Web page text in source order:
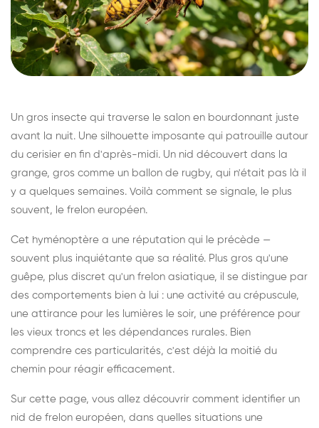
Un gros insecte qui traverse le salon en bourdonnant juste
avant la nuit. Une silhouette imposante qui patrouille autour
du cerisier en fin d'après-midi. Un nid découvert dans la
grange, gros comme un ballon de rugby, qui n'était pas là il
y a quelques semaines. Voilà comment se signale, le plus
souvent, le frelon européen.
Cet hyménoptère a une réputation qui le précède —
souvent plus inquiétante que sa réalité. Plus gros qu'une
guêpe, plus discret qu'un frelon asiatique, il se distingue par
des comportements bien à lui : une activité au crépuscule,
une attirance pour les lumières le soir, une préférence pour
les vieux troncs et les dépendances rurales. Bien
comprendre ces particularités, c'est déjà la moitié du
chemin pour réagir efficacement.
Sur cette page, vous allez découvrir comment identifier un
nid de frelon européen, dans quelles situations une